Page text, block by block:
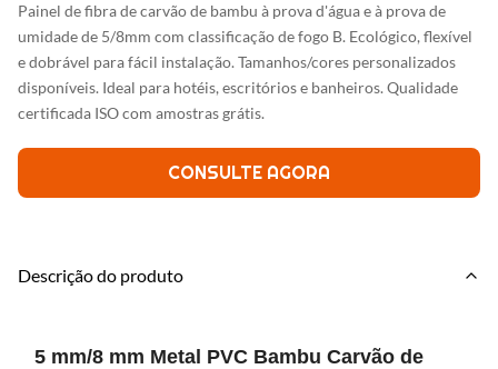
Painel de fibra de carvão de bambu à prova d'água e à prova de
umidade de 5/8mm com classificação de fogo B. Ecológico, flexível
e dobrável para fácil instalação. Tamanhos/cores personalizados
disponíveis. Ideal para hotéis, escritórios e banheiros. Qualidade
certificada ISO com amostras grátis.
CONSULTE AGORA
Descrição do produto
5 mm/8 mm Metal PVC Bambu Carvão de